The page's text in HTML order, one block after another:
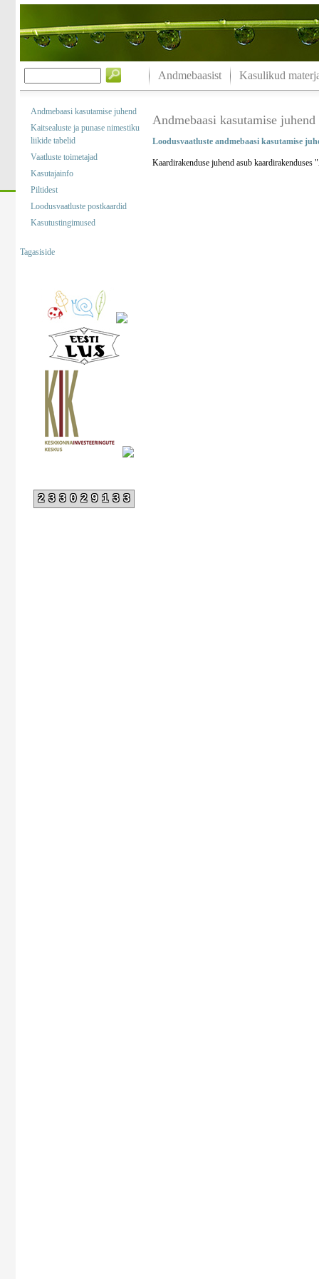
Andmebaasist Kasulikud
Andmebaasi kasutamise juhend
Kaitsealuste ja punase nimestiku
liikide tabelid
Vaatluste toimetajad
Kasutajainfo
Piltidest
Loodusvaatluste postkaardid
Kasutustingimused
Tagasiside
233029133
Andmebaasi kasutamise juhend
Loodusvaatluste andmebaasi kasutamise
Kaardirakenduse juhend asub kaardirakenduses